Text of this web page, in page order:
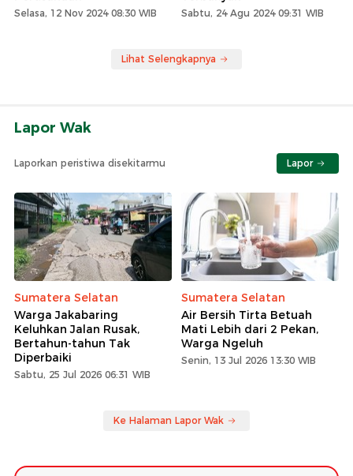
Selasa, 12 Nov 2024 08:30 WIB Sabtu, 24 Agu 2024 09:31 WIB
Lihat Selengkapnya
Lapor Wak
Laporkan peristiwa disekitarmu Lapor
Sumatera Selatan
Warga Jakabaring
Keluhkan Jalan Rusak,
Bertahun-tahun Tak
Diperbaiki
Sabtu, 25 Jul 2026 06:31 WIB
Sumatera Selatan
Air Bersih Tirta Betuah
Mati Lebih dari 2 Pekan,
Warga Ngeluh
Senin, 13 Jul 2026 13:30 WIB
Ke Halaman Lapor Wak